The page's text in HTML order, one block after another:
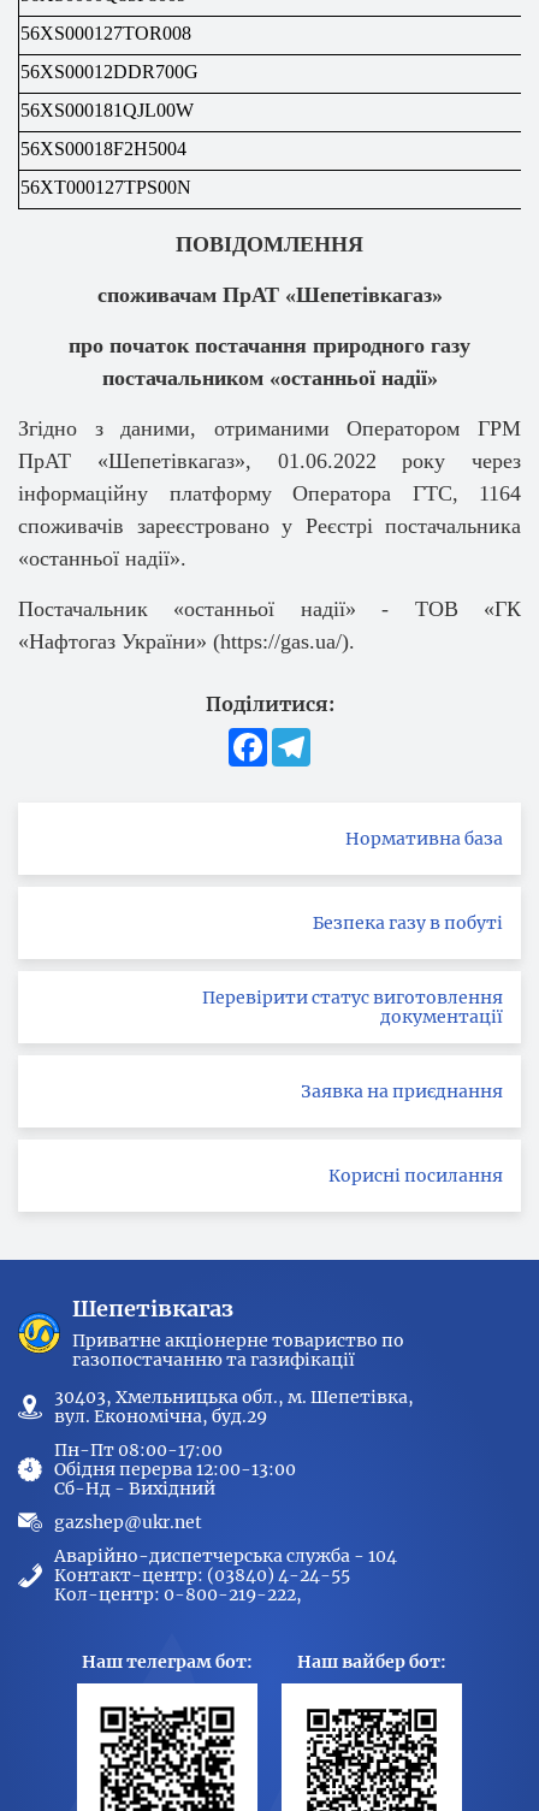
56XS000127TOR008
56XS00012DDR700G
56XS000181QJL00W
56XS00018F2H5004
56XT000127TPS00N
ПОВІДОМЛЕННЯ
споживачам ПрАТ «Шепетівкагаз»
про початок постачання природного газу
постачальником «останньої надії»
Згідно з даними, отриманими Оператором ГРМ
ПрАТ «Шепетівкагаз», 01.06.2022 року через
інформаційну платформу Оператора ГТС, 1164
споживачів зареєстровано у Реєстрі постачальника
«останньої надії».
Постачальник «останньої надії» - ТОВ «ГК
«Нафтогаз України» (https://gas.ua/).
Поділитися:
Facebook
Нормативна база
Безпека газу в побуті
Перевірити статус виготовлення
документації
Заявка на приєднання
Корисні посилання
Шепетівкагаз
Приватне акціонерне товариство по
газопостачанню та газифікації
30403, Хмельницька обл., м. Шепетівка,
вул. Економічна, буд.29
Пн-Пт 08:00-17:00
Обідня перерва 12:00-13:00
Сб-Нд - Вихідний
gazshep@ukr.net
Аварійно-диспетчерська служба - 104
Контакт-центр: (03840) 4-24-55
Кол-центр: 0-800-219-222,
Наш телеграм бот: Наш вайбер бот: